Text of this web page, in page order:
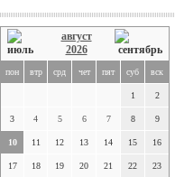
август
2026
пон втр срд чет пят суб вск
1 2
3 4 5 6 7 8 9
10 11 12 13 14 15 16
17 18 19 20 21 22 23